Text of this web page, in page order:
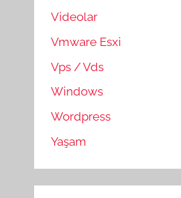
Videolar
Vmware Esxi
Vps / Vds
Windows
Wordpress
Yaşam